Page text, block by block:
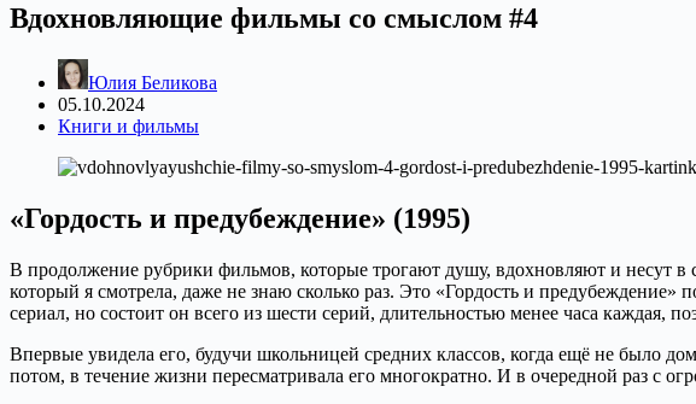
Вдохновляющие фильмы со смыслом #4
Юлия Беликова
05.10.2024
Книги и фильмы
«Гордость и предубеждение» (1995)
В продолжение рубрики фильмов, которые трогают душу, вдохновляют и несут
который я смотрела, даже не знаю сколько раз. Это «Гордость и
сериал, но состоит он всего из шести серий, длительностью менее часа каждая,
Впервые увидела его, будучи школьницей средних классов, когда ещё не было
потом, в течение жизни пересматривала его многократно. И в очередной раз с